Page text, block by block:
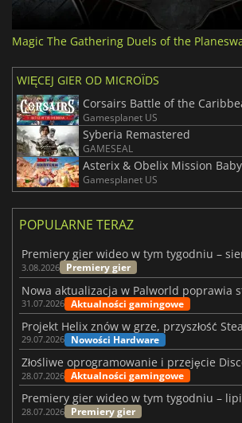
Magic The Gathering Duels of the
WIĘCEJ GIER OD MICROÏDS
Corsairs Battle of the
Gamesplanet US
Syberia Remastered
GAMESEAL
Asterix & Obelix Mission
Gamesplanet US
POPULARNE TERAZ
3.08.2026 Premiery gier
31.07.2026 Aktualności gamingowe
29.07.2026 Nowości Hardware
28.07.2026 Aktualności gamingowe
28.07.2026 Premiery gier